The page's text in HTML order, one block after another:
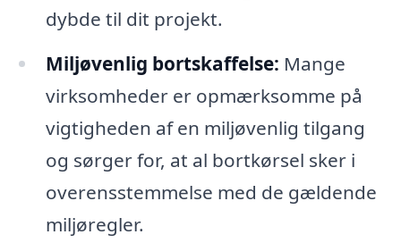
dybde til dit projekt.
Miljøvenlig bortskaffelse: Mange
virksomheder er opmærksomme på
vigtigheden af en miljøvenlig tilgang
og sørger for, at al bortkørsel sker i
overensstemmelse med de gældende
miljøregler.